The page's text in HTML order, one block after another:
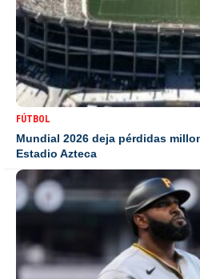
FÚTBOL
Mundial 2026 deja pérdidas
Estadio Azteca